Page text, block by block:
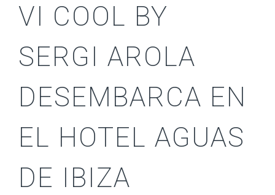
VI COOL BY
SERGI AROLA
DESEMBARCA EN
EL HOTEL AGUAS
DE IBIZA